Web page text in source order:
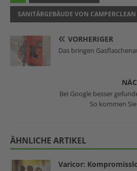
SANITÄRGEBÄUDE VON CAMPERCLEAN
VORHERIGER
Das bringen
Bei Google besser
So kommen
ÄHNLICHE ARTIKEL
Varicor: